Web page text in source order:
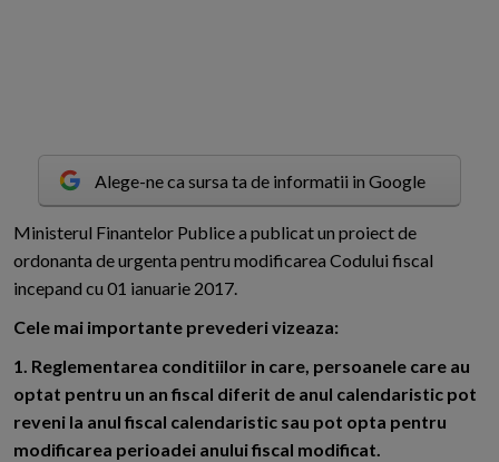
Alege-ne ca sursa ta de informatii in Google
Ministerul Finantelor Publice a publicat un proiect de
ordonanta de urgenta pentru modificarea Codului fiscal
incepand cu 01 ianuarie 2017.
Cele mai importante prevederi vizeaza:
1. Reglementarea conditiilor in care, persoanele care au
optat pentru un an fiscal diferit de anul calendaristic pot
reveni la anul fiscal calendaristic sau pot opta pentru
modificarea perioadei anului fiscal modificat.